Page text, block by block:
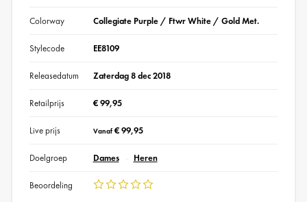
Colorway Collegiate Purple / Ftwr White / Gold Met.
Stylecode EE8109
Releasedatum Zaterdag 8 dec 2018
Retailprijs € 99,95
Live prijs Vanaf€ 99,95
Doelgroep Dames Heren
Beoordeling